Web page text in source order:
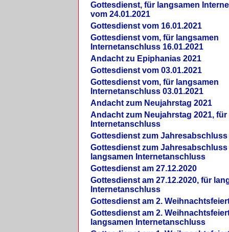
Gottesdienst, für langsamen
vom 24.01.2021
Gottesdienst vom 16.01.2021
Gottesdienst vom, für langsamen
Internetanschluss 16.01.2021
Andacht zu Epiphanias 2021
Gottesdienst vom 03.01.2021
Gottesdienst vom, für langsamen
Internetanschluss 03.01.2021
Andacht zum Neujahrstag 2021
Andacht zum Neujahrstag 2021,
Internetanschluss
Gottesdienst zum Jahresabschluss
Gottesdienst zum Jahresabschluss
langsamen Internetanschluss
Gottesdienst am 27.12.2020
Gottesdienst am 27.12.2020, für
Internetanschluss
Gottesdienst am 2.
Gottesdienst am 2.
langsamen Internetanschluss